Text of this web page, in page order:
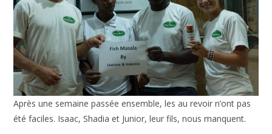
Après une semaine passée ensemble, les au revoir n’ont pas
été faciles. Isaac, Shadia et Junior, leur fils, nous manquent.